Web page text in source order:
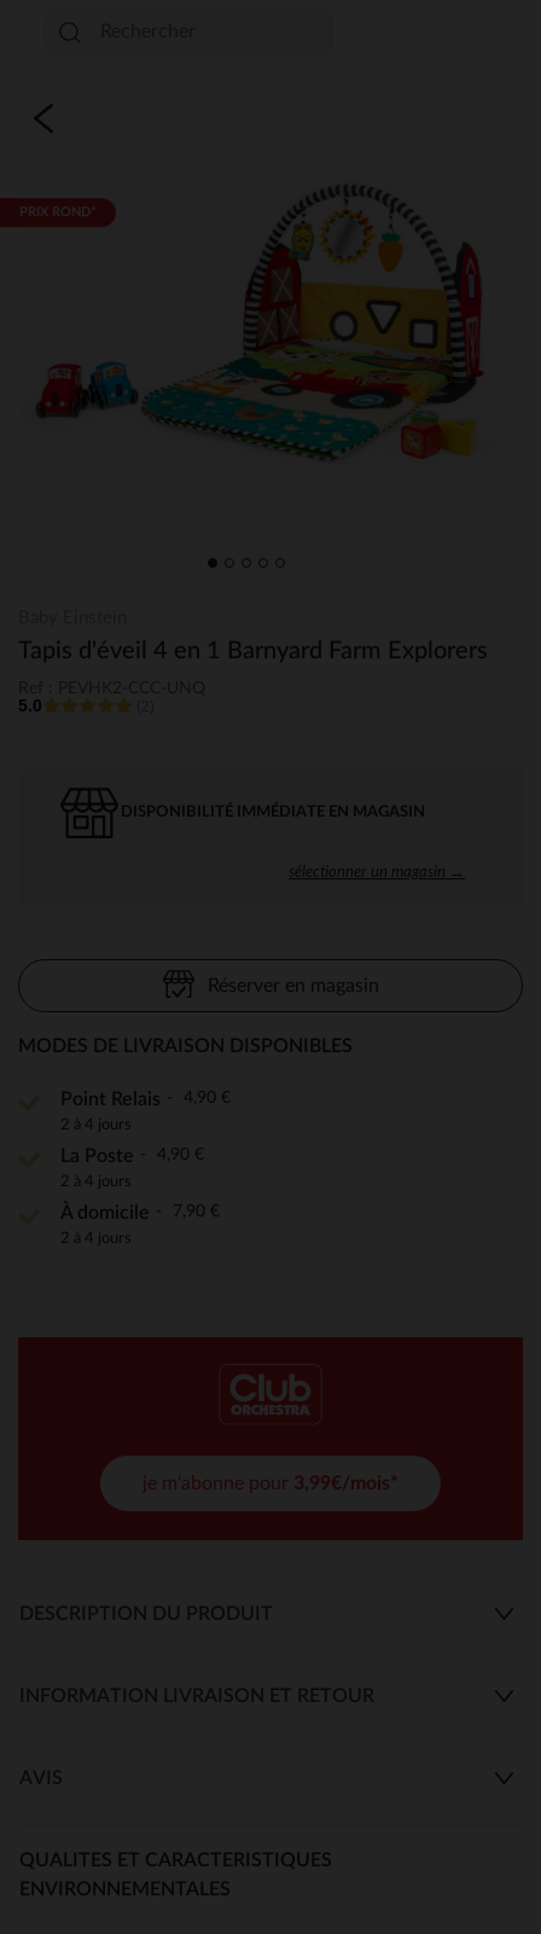
PRIX ROND*
Tapis d'éveil 4 en 1 Barnyard Farm Explorers
5.0
DISPONIBILITÉ IMMÉDIATE EN MAGASIN
sélectionner un magasin →
Réserver en magasin
MODES DE LIVRAISON DISPONIBLES
Point Relais 4,90 €
2 à 4 jours
La Poste 4,90 €
2 à 4 jours
À domicile 7,90 €
2 à 4 jours
je m'abonne pour 3,99€/mois*
DESCRIPTION DU PRODUIT
INFORMATION LIVRAISON ET RETOUR
AVIS
QUALITES ET CARACTERISTIQUES
ENVIRONNEMENTALES